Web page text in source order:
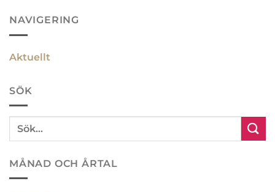
NAVIGERING
Aktuellt
SÖK
MÅNAD OCH ÅRTAL